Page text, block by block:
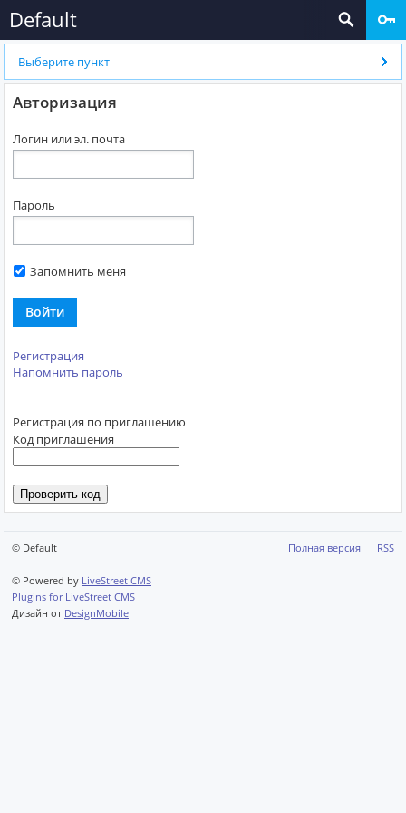
Default
Выберите пункт
Авторизация
Логин или эл. почта
Пароль
Запомнить меня
Войти
Регистрация
Напомнить пароль
Регистрация по приглашению
Код приглашения
Полная версия RSS
© Default
© Powered by LiveStreet CMS
Plugins for LiveStreet CMS
Дизайн от DesignMobile